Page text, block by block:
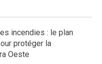
incendies : le plan
protéger la
Oeste